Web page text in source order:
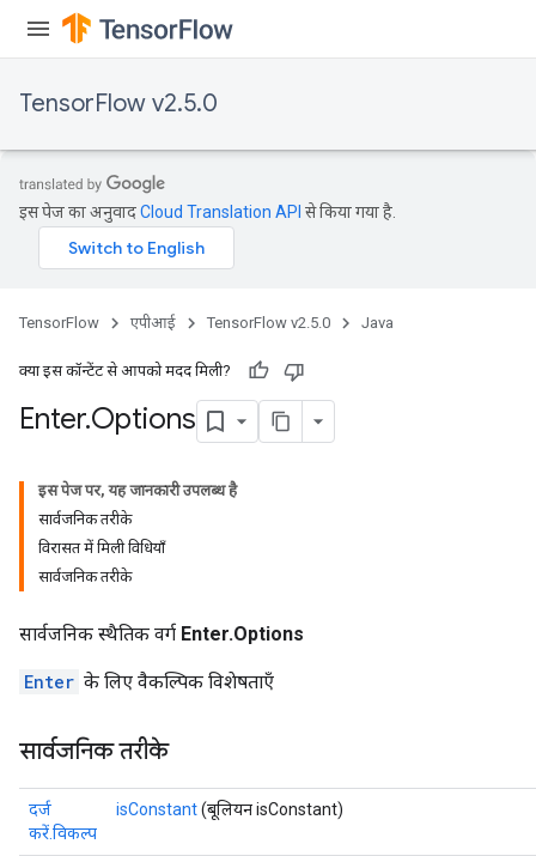
TensorFlow v2.5.0
इस पेज का अनुवादCloud Translation API से किया गया है.
TensorFlow एपीआई TensorFlow v2.5.0 Java
क्या इस कॉन्टेंट से आपको मदद मिली?
Enter.Options
इस पेज पर, यह जानकारी उपलब्ध है
सार्वजनिक तरीके
विरासत में मिली विधियाँ
सार्वजनिक तरीके
सार्वजनिक स्थैतिक वर्ग Enter.Options
Enter के लिए वैकल्पिक विशेषताएँ
सार्वजनिक तरीके
दर्ज
करें.विकल्प
isConstant(बूलियन isConstant)